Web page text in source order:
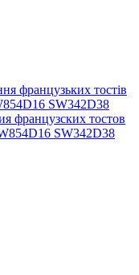
французских тостов
SW342D38